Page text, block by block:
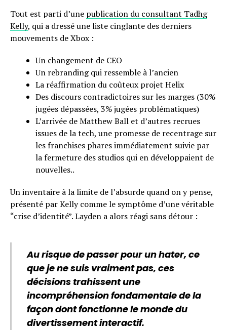
Tout est parti d’une publication du consultant Tadhg
Kelly, qui a dressé une liste cinglante des derniers
mouvements de Xbox :
Un changement de CEO
Un rebranding qui ressemble à l’ancien
La réaffirmation du coûteux projet Helix
Des discours contradictoires sur les marges (30%
jugées dépassées, 3% jugées problématiques)
L’arrivée de Matthew Ball et d’autres recrues
issues de la tech, une promesse de recentrage sur
les franchises phares immédiatement suivie par
la fermeture des studios qui en développaient de
nouvelles..
Un inventaire à la limite de l’absurde quand on y pense,
présenté par Kelly comme le symptôme d’une véritable
“crise d’identité”. Layden a alors réagi sans détour :
Au risque de passer pour un hater, ce
que je ne suis vraiment pas, ces
décisions trahissent une
incompréhension fondamentale de la
façon dont fonctionne le monde du
divertissement interactif.